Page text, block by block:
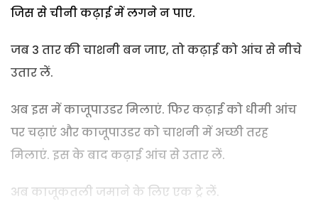
जिस से चीनी कढ़ाई में लगने न पाए.
जब 3 तार की चाशनी बन जाए, तो कढ़ाई को आंच से नीचे
उतार लें.
अब इस में काजूपाउडर मिलाएं. फिर कढ़ाई को धीमी आंच
पर चढ़ाएं और काजूपाउडर को चाशनी में अच्छी तरह
मिलाएं. इस के बाद कढ़ाई आंच से उतार लें.
अब काजूकतली जमाने के लिए एक ट्रे लें.